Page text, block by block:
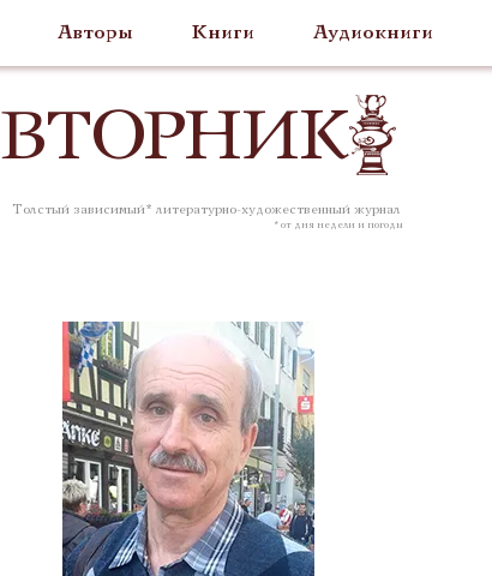
Авторы Книги Аудиокниги
ВТОРНИК
Толстый зависимый* литературно-художественный журнал
* от дня недели и погоды